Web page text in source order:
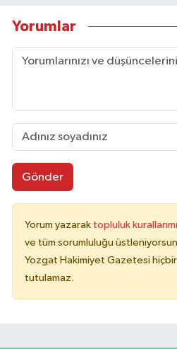
Yorumlar
Gönder
Yorum yazarak topluluk
ve tüm sorumluluğu
Yozgat Hakimiyet Gazetesi
tutulamaz.